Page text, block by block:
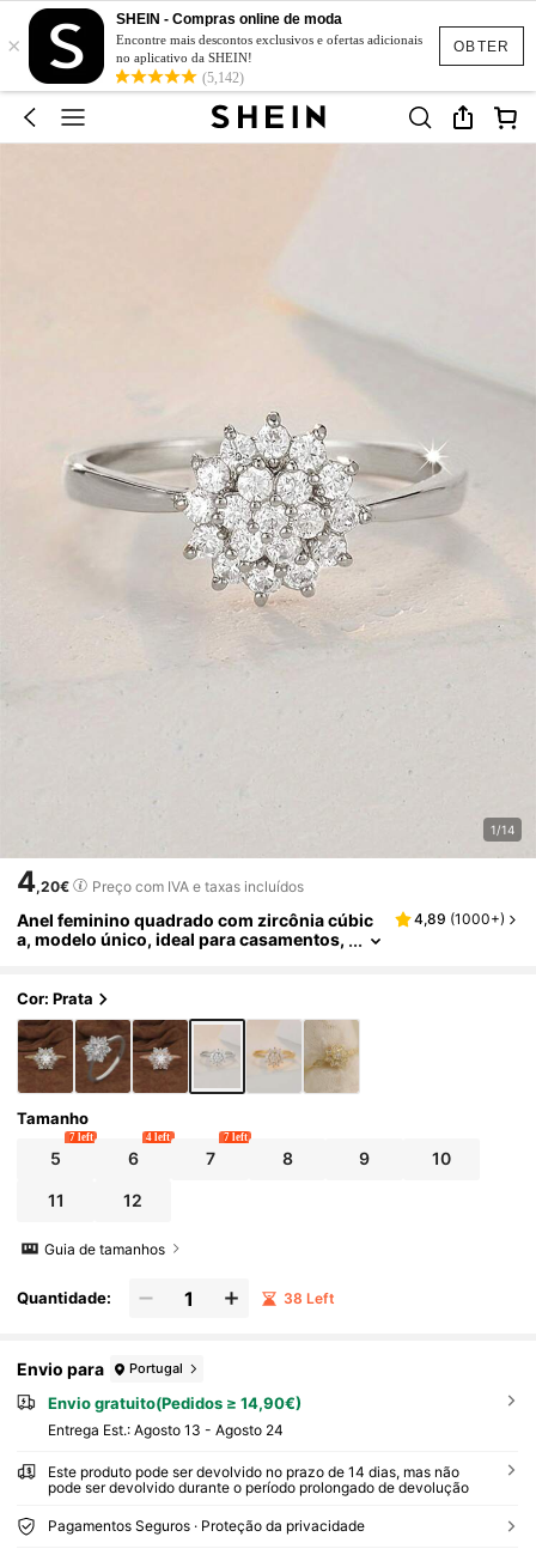
OBTER
×
SHEIN - Compras online de moda
Encontre mais descontos exclusivos e ofertas adicionais
no aplicativo da SHEIN!
(5,142)
1/14
4,20€ Preço com IVA e taxas incluídos
Anel feminino quadrado com zircônia cúbic
a, modelo único, ideal para casamentos,
4,89 (1000+)
Cor: Prata
Tamanho
5
7 left
6
4 left
7
7 left
8 9 10
11 12
Guia de tamanhos
Quantidade: 38 Left
Envio para Portugal
Envio gratuito(Pedidos ≥ 14,90€)
Entrega Est.: Agosto 13 - Agosto 24
Este produto pode ser devolvido no prazo de 14 dias, mas não
pode ser devolvido durante o período prolongado de devolução
Pagamentos Seguros · Proteção da privacidade